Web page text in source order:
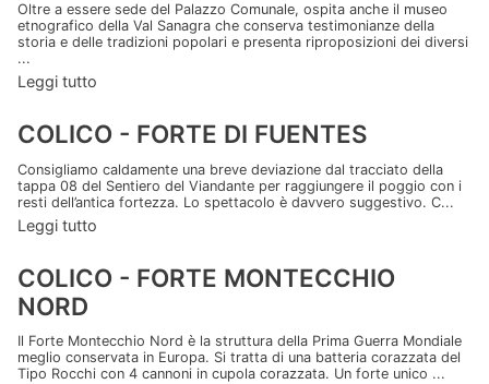
Oltre a essere sede del Palazzo Comunale, ospita anche il museo
etnografico della Val Sanagra che conserva testimonianze della
storia e delle tradizioni popolari e presenta riproposizioni dei diversi
...
Leggi tutto
COLICO - FORTE DI FUENTES
Consigliamo caldamente una breve deviazione dal tracciato della
tappa 08 del Sentiero del Viandante per raggiungere il poggio con i
resti dell’antica fortezza. Lo spettacolo è davvero suggestivo. C...
Leggi tutto
COLICO - FORTE MONTECCHIO
NORD
Il Forte Montecchio Nord è la struttura della Prima Guerra Mondiale
meglio conservata in Europa. Si tratta di una batteria corazzata del
Tipo Rocchi con 4 cannoni in cupola corazzata. Un forte unico ...